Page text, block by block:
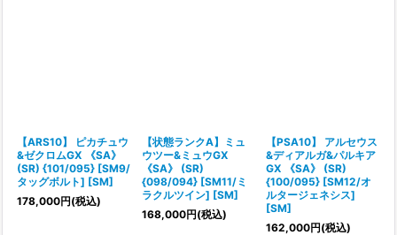
【ARS10】 ピカチュウ
&ゼクロムGX 《SA》
(SR) {101/095} [SM9/
タッグボルト] [SM]
178,000円(税込)
【状態ランクA】ミュ
ウツー&ミュウGX
《SA》 (SR)
{098/094} [SM11/ミ
ラクルツイン] [SM]
168,000円(税込)
【PSA10】 アルセウス
&ディアルガ&パルキア
GX 《SA》 (SR)
{100/095} [SM12/オ
ルタージェネシス]
[SM]
162,000円(税込)